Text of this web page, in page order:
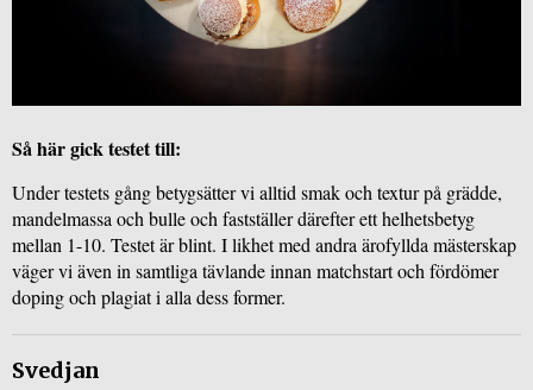
Så här gick testet till:
Under testets gång betygsätter vi alltid smak och textur på grädde,
mandelmassa och bulle och fastställer därefter ett helhetsbetyg
mellan 1-10. Testet är blint. I likhet med andra ärofyllda mästerskap
väger vi även in samtliga tävlande innan matchstart och fördömer
doping och plagiat i alla dess former.
Svedjan